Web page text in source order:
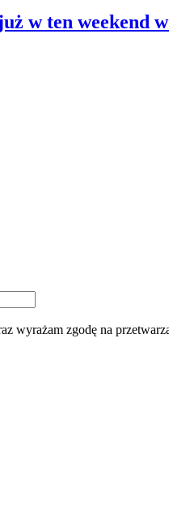
w ten weekend
wyrażam zgodę na